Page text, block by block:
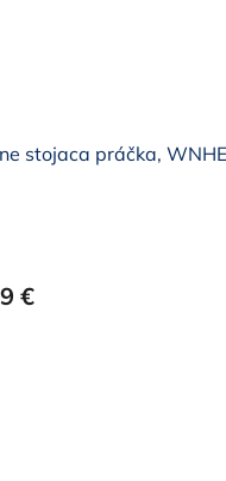
stojaca práčka,
€